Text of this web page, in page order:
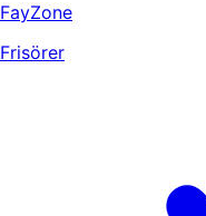
FayZone
Frisörer